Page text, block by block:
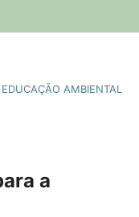
AMBIENTAL
a